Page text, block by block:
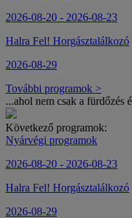
2026-08-20 - 2026-08-23
Halra Fel! Horgásztalálkozó
2026-08-29
További programok >
...ahol nem csak a fürdőzés
Következő programok:
Nyárvégi programok
2026-08-20 - 2026-08-23
Halra Fel! Horgásztalálkozó
2026-08-29